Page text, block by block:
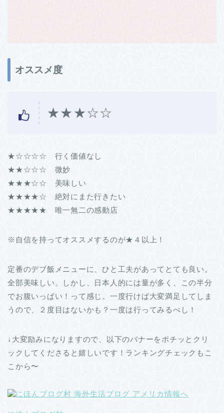
オススメ度
★★★☆☆
★☆☆☆☆ 行く価値なし
★★☆☆☆ 微妙
★★★☆☆ 美味しい
★★★★☆ 絶対にまた行きたい
★★★★★ 唯一無二の感動店
※自信を持ってオススメするのが★４以上！
定番のデブ飯メニューに、ひと工夫があってとても良い。
全部美味しい。しかし、日本人的には量が多く、この半分
でお腹いっぱい！って感じ。一度行けば大変満足してしま
うので、２度目はないかも？一度は行ってみるべし！
↓大変励みになりますので、以下のバナーをポチッとクリ
ックしてくださると嬉しいです！ランキングチェックもこ
こから〜